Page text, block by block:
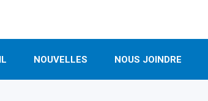
NOUVELLES NOUS JOINDRE